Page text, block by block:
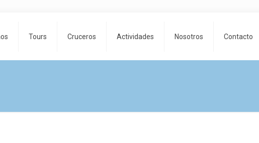
Tours Cruceros Actividades Nosotros Contacto